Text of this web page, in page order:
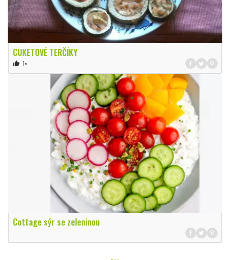
CUKETOVÉ TERČÍKY
thumb_up 1×
Cottage sýr se zeleninou